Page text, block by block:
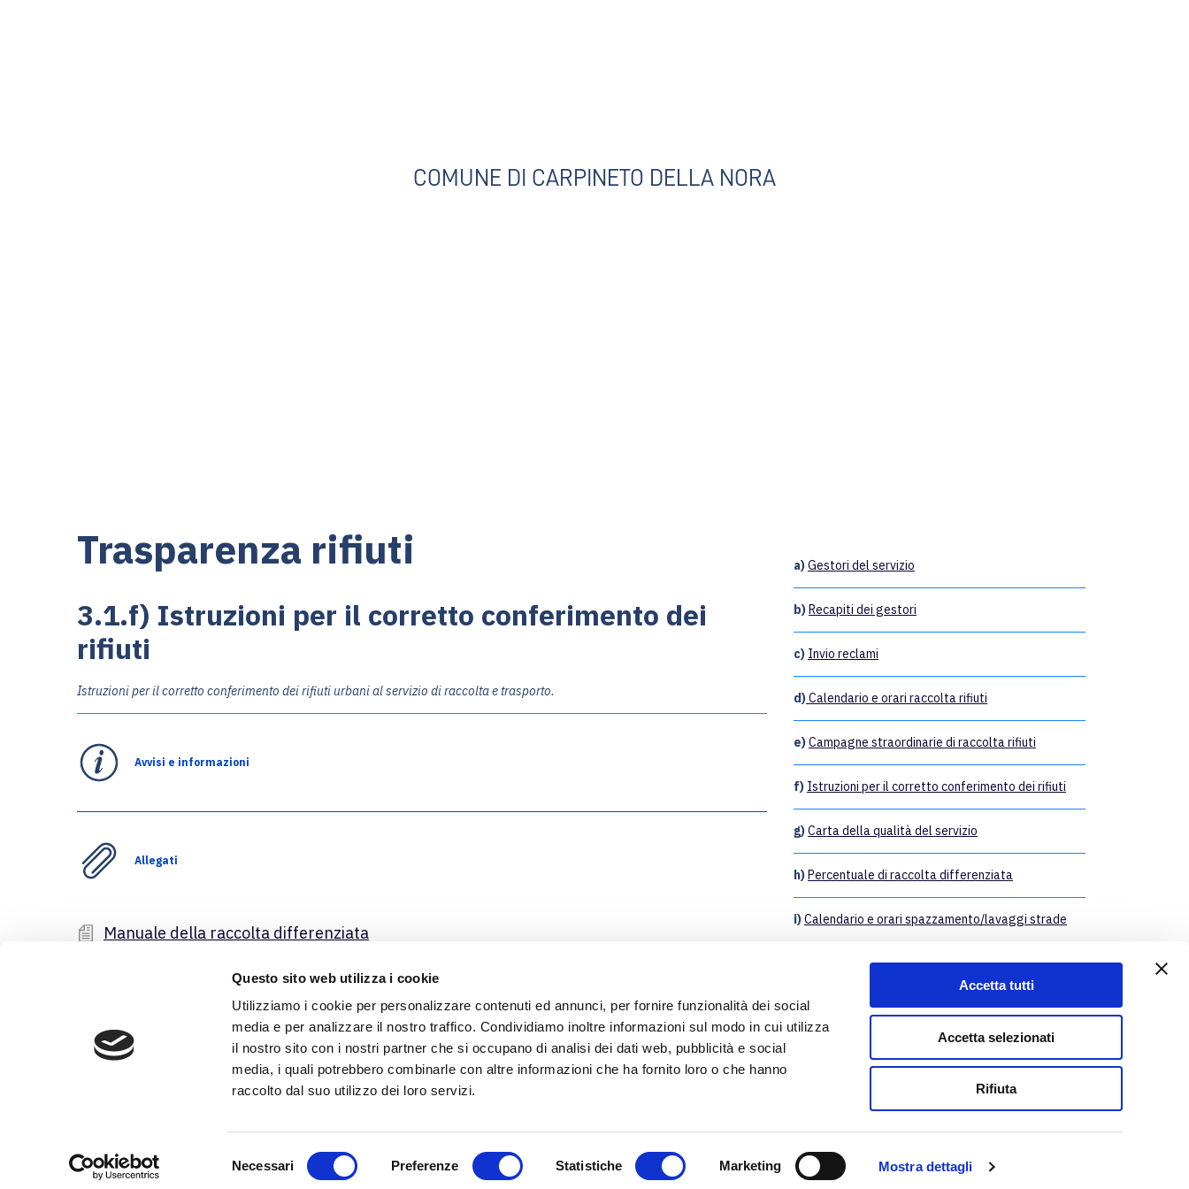
Questo sito web utilizza i cookie
Utilizziamo i cookie per personalizzare contenuti ed annunci, per fornire funzionalità dei social
media e per analizzare il nostro traffico. Condividiamo inoltre informazioni sul modo in cui utilizza
il nostro sito con i nostri partner che si occupano di analisi dei dati web, pubblicità e social
media, i quali potrebbero combinarle con altre informazioni che ha fornito loro o che hanno
raccolto dal suo utilizzo dei loro servizi.
Necessari Preferenze Statistiche Marketing Mostra dettagli
Accetta tutti
Accetta selezionati
Rifiuta
COMUNE DI CARPINETO DELLA NORA
Trasparenza rifiuti
3.1.f) Istruzioni per il corretto conferimento dei
rifiuti
Istruzioni per il corretto conferimento dei rifiuti urbani al servizio di raccolta e trasporto.
Avvisi e informazioni
Allegati
Manuale della raccolta differenziata
a)Gestori del servizio
b)Recapiti dei gestori
c) Invio reclami
d)Calendario e orari raccolta rifiuti
e)Campagne straordinarie di raccolta rifiuti
f) Istruzioni per il corretto conferimento dei rifiuti
g)Carta della qualità del servizio
h)Percentuale di raccolta differenziata
i)Calendario e orari spazzamento/lavaggi strade
Recapiti telefonici per il servizio di pronto
u)Posizionamento della gestione matrice schemi
Standard generali di qualità di competenza del